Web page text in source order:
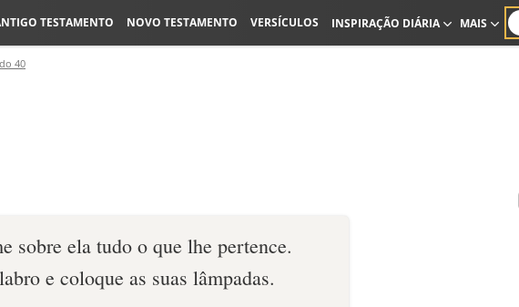
TESTAMENTO NOVO TESTAMENTO VERSÍCULOS INSPIRAÇÃO DIÁRIA MAIS
40
sobre ela tudo o que lhe pertence.
e coloque as suas lâmpa­das.